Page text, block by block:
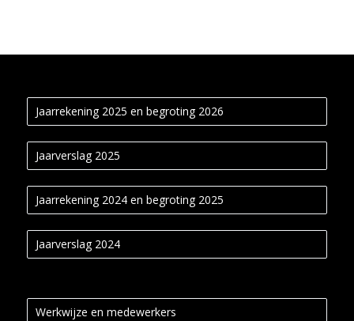
Jaarrekening 2025 en begroting 2026
Jaarverslag 2025
Jaarrekening 2024 en begroting 2025
Jaarverslag 2024
Werkwijze en medewerkers